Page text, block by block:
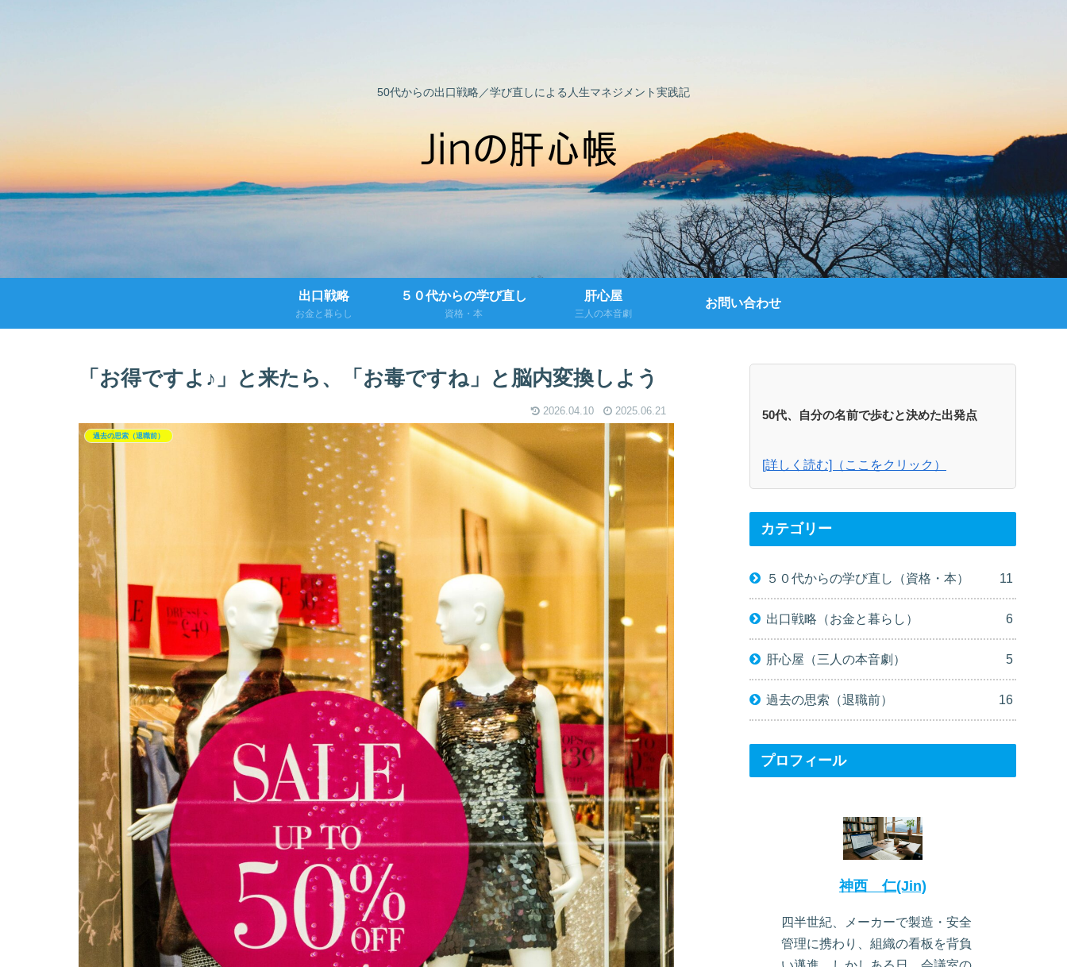
50代からの出口戦略／学び直しによる人生マネジメント実践記
出口戦略
お金と暮らし
５０代からの学び直し
資格・本
肝心屋
三人の本音劇
お問い合わせ
「お得ですよ♪」と来たら、「お毒ですね」と脳内変換しよう
2026.04.10 2025.06.21
過去の思索（退職前）
50代、自分の名前で歩むと決めた出発点
[詳しく読む]（ここをクリック）
カテゴリー
５０代からの学び直し（資格・本） 11
出口戦略（お金と暮らし） 6
肝心屋（三人の本音劇） 5
過去の思索（退職前） 16
プロフィール
神西 仁(Jin)
四半世紀、メーカーで製造・安全
管理に携わり、組織の看板を背負